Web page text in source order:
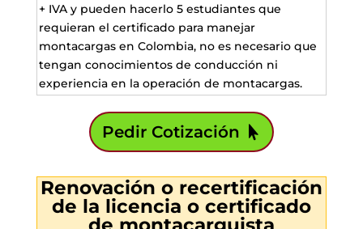
+ IVA y pueden hacerlo 5 estudiantes que
requieran el certificado para manejar
montacargas en Colombia, no es necesario que
tengan conocimientos de conducción ni
experiencia en la operación de montacargas.
Pedir Cotización
Renovación o recertificación
de la licencia o certificado